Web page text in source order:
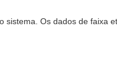
Os dados de faixa